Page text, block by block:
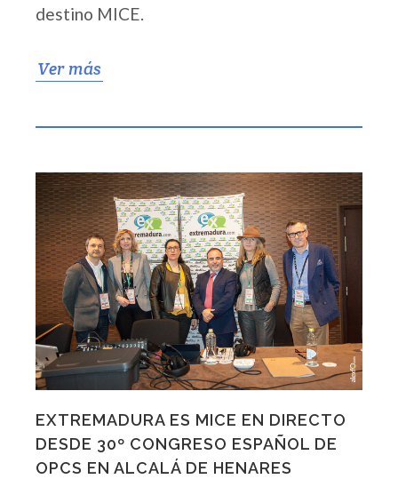
destino MICE.
Ver más
EXTREMADURA ES MICE EN DIRECTO
DESDE 30º CONGRESO ESPAÑOL DE
OPCS EN ALCALÁ DE HENARES